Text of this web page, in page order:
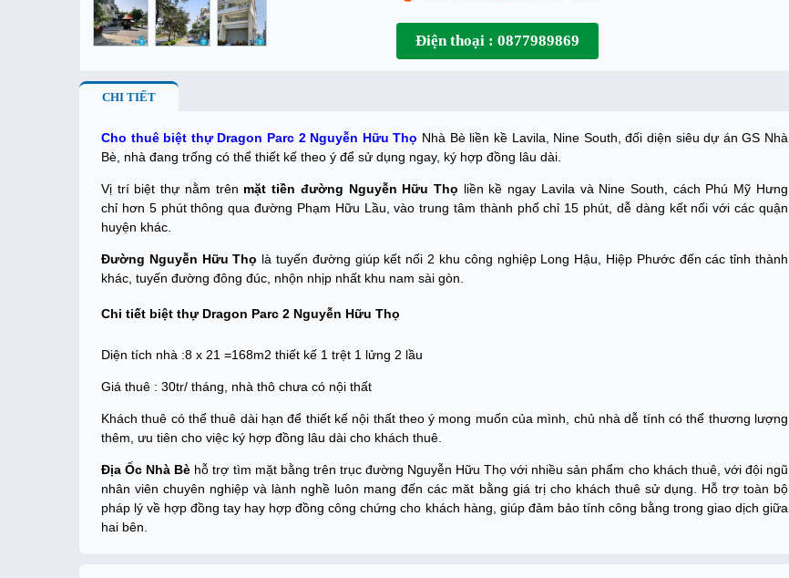
Điện thoại : 0877989869
CHI TIẾT
Cho thuê biệt thự Dragon Parc 2 Nguyễn Hữu Thọ Nhà Bè liền kề Lavila, Nine South, đối diện siêu dự án GS Nhà
Bè, nhà đang trống có thể thiết kế theo ý để sử dụng ngay, ký hợp đồng lâu dài.
Vị trí biệt thự nằm trên mặt tiền đường Nguyễn Hữu Thọ liền kề ngay Lavila và Nine South, cách Phú Mỹ Hưng
chỉ hơn 5 phút thông qua đường Phạm Hữu Lầu, vào trung tâm thành phố chỉ 15 phút, dễ dàng kết nối với các quận
huyện khác.
Đường Nguyễn Hữu Thọ là tuyến đường giúp kết nối 2 khu công nghiệp Long Hậu, Hiệp Phước đến các tỉnh thành
khác, tuyến đường đông đúc, nhộn nhịp nhất khu nam sài gòn.
Chi tiết biệt thự Dragon Parc 2 Nguyễn Hữu Thọ
Diện tích nhà :8 x 21 =168m2 thiết kế 1 trệt 1 lửng 2 lầu
Giá thuê : 30tr/ tháng, nhà thô chưa có nội thất
Khách thuê có thể thuê dài hạn để thiết kế nội thất theo ý mong muốn của mình, chủ nhà dễ tính có thể thương lượng
thêm, ưu tiên cho việc ký hợp đồng lâu dài cho khách thuê.
Địa Ốc Nhà Bè hỗ trợ tìm mặt bằng trên trục đường Nguyễn Hữu Thọ với nhiều sản phẩm cho khách thuê, với đội ngũ
nhân viên chuyên nghiệp và lành nghề luôn mang đến các măt bằng giá trị cho khách thuê sử dụng. Hỗ trợ toàn bộ
pháp lý về hợp đồng tay hay hợp đồng công chứng cho khách hàng, giúp đảm bảo tính công bằng trong giao dịch giữa
hai bên.